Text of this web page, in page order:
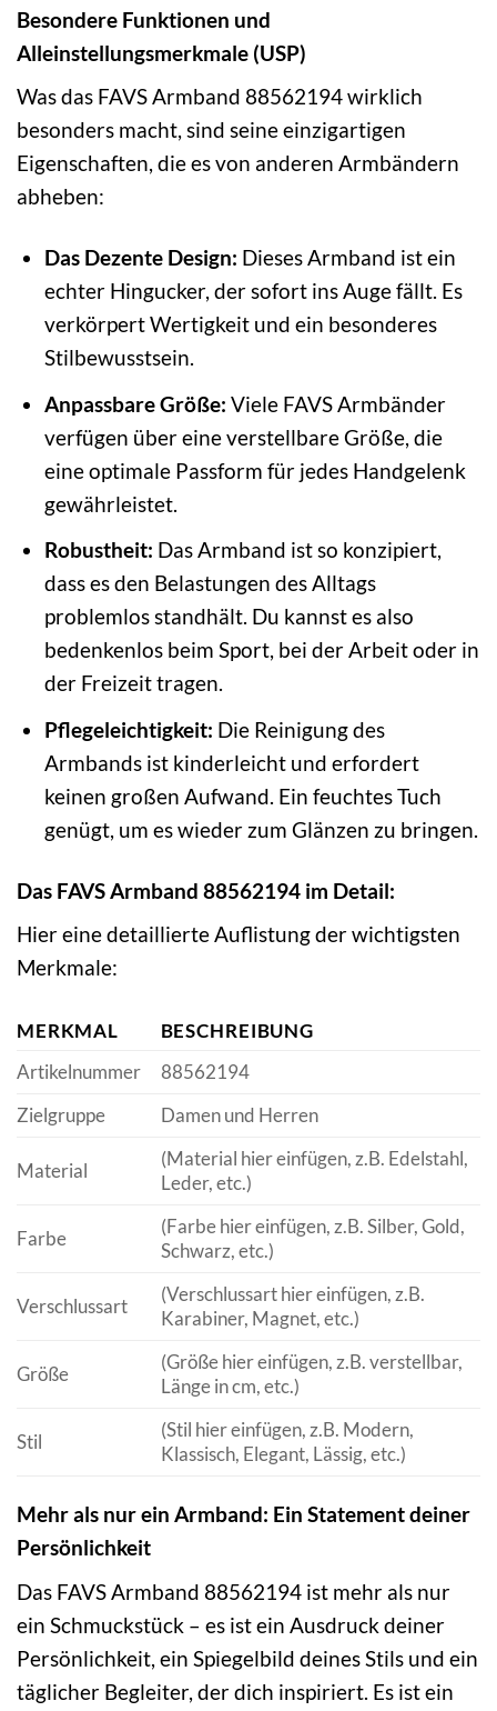
Besondere Funktionen und
Alleinstellungsmerkmale (USP)
Was das FAVS Armband 88562194 wirklich
besonders macht, sind seine einzigartigen
Eigenschaften, die es von anderen Armbändern
abheben:
Das Dezente Design: Dieses Armband ist ein
echter Hingucker, der sofort ins Auge fällt. Es
verkörpert Wertigkeit und ein besonderes
Stilbewusstsein.
Anpassbare Größe: Viele FAVS Armbänder
verfügen über eine verstellbare Größe, die
eine optimale Passform für jedes Handgelenk
gewährleistet.
Robustheit: Das Armband ist so konzipiert,
dass es den Belastungen des Alltags
problemlos standhält. Du kannst es also
bedenkenlos beim Sport, bei der Arbeit oder in
der Freizeit tragen.
Pflegeleichtigkeit: Die Reinigung des
Armbands ist kinderleicht und erfordert
keinen großen Aufwand. Ein feuchtes Tuch
genügt, um es wieder zum Glänzen zu bringen.
Das FAVS Armband 88562194 im Detail:
Hier eine detaillierte Auflistung der wichtigsten
Merkmale:
MERKMAL
BESCHREIBUNG
Artikelnummer
88562194
Zielgruppe
Damen und Herren
Material
(Material hier einfügen, z.B. Edelstahl,
Leder, etc.)
Farbe
(Farbe hier einfügen, z.B. Silber, Gold,
Schwarz, etc.)
Verschlussart
(Verschlussart hier einfügen, z.B.
Karabiner, Magnet, etc.)
Größe
(Größe hier einfügen, z.B. verstellbar,
Länge in cm, etc.)
Stil
(Stil hier einfügen, z.B. Modern,
Klassisch, Elegant, Lässig, etc.)
Mehr als nur ein Armband: Ein Statement deiner
Persönlichkeit
Das FAVS Armband 88562194 ist mehr als nur
ein Schmuckstück – es ist ein Ausdruck deiner
Persönlichkeit, ein Spiegelbild deines Stils und ein
täglicher Begleiter, der dich inspiriert. Es ist ein